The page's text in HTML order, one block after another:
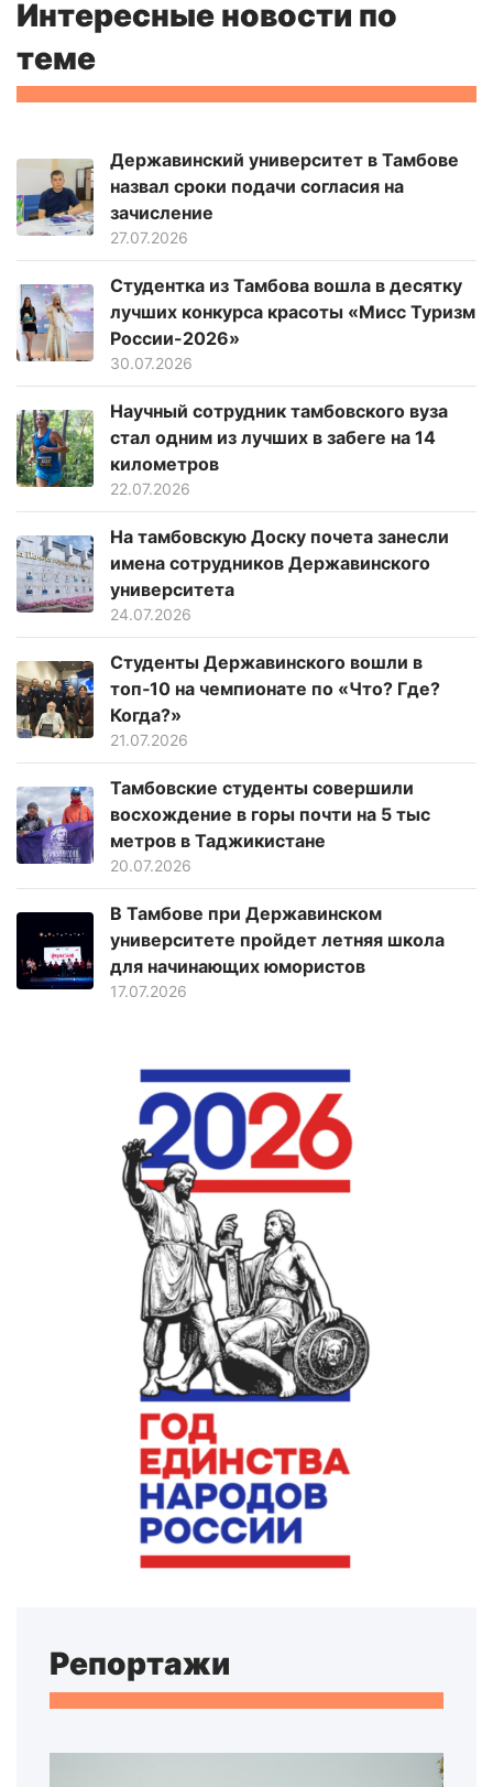
Интересные новости по
теме
Державинский университет в Тамбове
назвал сроки подачи согласия на
зачисление
27.07.2026
Студентка из Тамбова вошла в десятку
лучших конкурса красоты «Мисс Туризм
России-2026»
30.07.2026
Научный сотрудник тамбовского вуза
стал одним из лучших в забеге на 14
километров
22.07.2026
На тамбовскую Доску почета занесли
имена сотрудников Державинского
университета
24.07.2026
Студенты Державинского вошли в
топ‑10 на чемпионате по «Что? Где?
Когда?»
21.07.2026
Тамбовские студенты совершили
восхождение в горы почти на 5 тыс
метров в Таджикистане
20.07.2026
В Тамбове при Державинском
университете пройдет летняя школа
для начинающих юмористов
17.07.2026
Репортажи